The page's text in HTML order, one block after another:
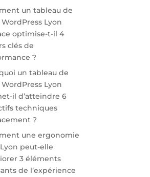
un tableau de
Lyon
optimise-t-il 4
clés de
?
un tableau de
Lyon
il d’atteindre 6
techniques
?
une ergonomie
peut-elle
3 éléments
de l’expérience